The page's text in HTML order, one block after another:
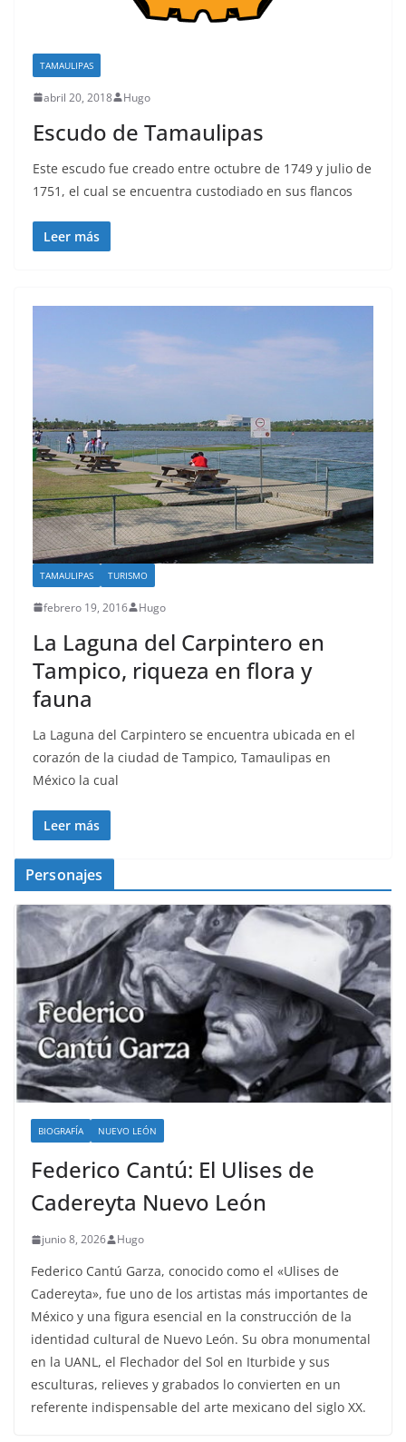
TAMAULIPAS
abril 20, 2018 Hugo
Escudo de Tamaulipas
Este escudo fue creado entre octubre de 1749 y julio de
1751, el cual se encuentra custodiado en sus flancos
Leer más
TAMAULIPAS TURISMO
febrero 19, 2016 Hugo
La Laguna del Carpintero en
Tampico, riqueza en flora y
fauna
La Laguna del Carpintero se encuentra ubicada en el
corazón de la ciudad de Tampico, Tamaulipas en
México la cual
Leer más
Personajes
BIOGRAFÍA NUEVO LEÓN
Federico Cantú: El Ulises de
Cadereyta Nuevo León
junio 8, 2026 Hugo
Federico Cantú Garza, conocido como el «Ulises de
Cadereyta», fue uno de los artistas más importantes de
México y una figura esencial en la construcción de la
identidad cultural de Nuevo León. Su obra monumental
en la UANL, el Flechador del Sol en Iturbide y sus
esculturas, relieves y grabados lo convierten en un
referente indispensable del arte mexicano del siglo XX.